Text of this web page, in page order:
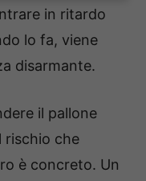
in ritardo
lo fa, viene
disarmante.
il pallone
rischio che
è concreto. Un